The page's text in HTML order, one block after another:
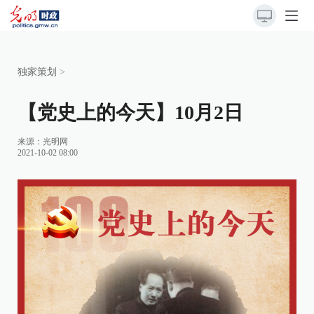
独家策划 >
【党史上的今天】10月2日
来源： 光明网
2021-10-02 08:00